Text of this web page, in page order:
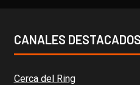
CANALES DESTACADOS
Cerca del Ring